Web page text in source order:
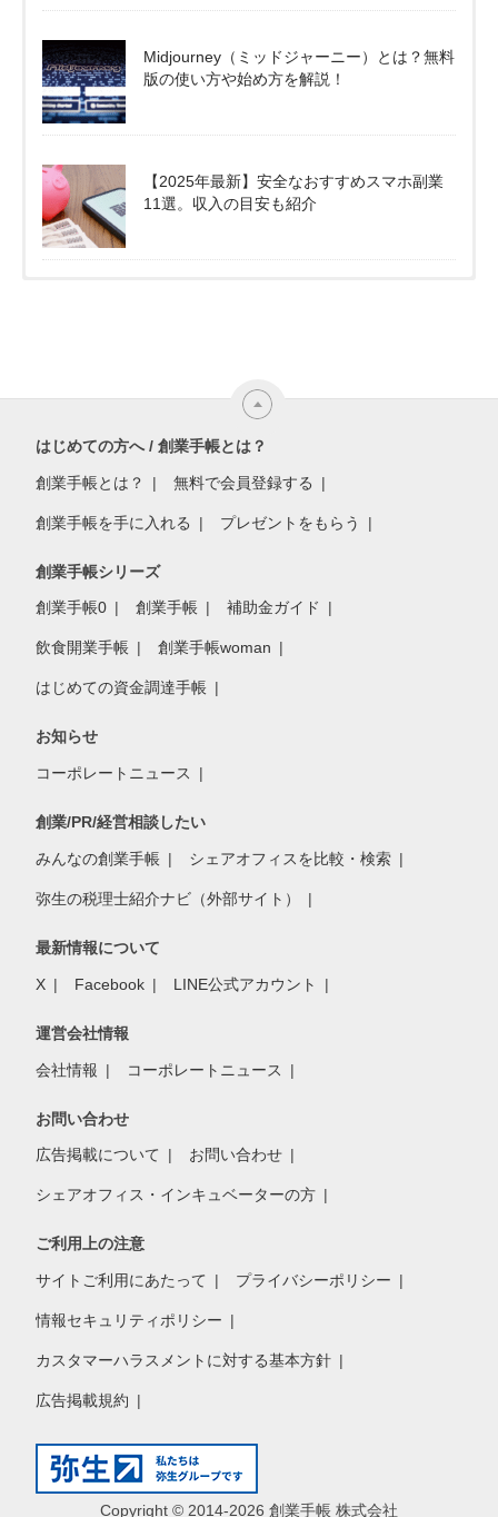
Midjourney（ミッドジャーニー）とは？無料
版の使い方や始め方を解説！
【2025年最新】安全なおすすめスマホ副業
11選。収入の目安も紹介
はじめての方へ / 創業手帳とは？
創業手帳とは？ 無料で会員登録する
創業手帳を手に入れる プレゼントをもらう
創業手帳シリーズ
創業手帳0 創業手帳 補助金ガイド
飲食開業手帳 創業手帳woman
はじめての資金調達手帳
お知らせ
コーポレートニュース
創業/PR/経営相談したい
みんなの創業手帳 シェアオフィスを比較・検索
弥生の税理士紹介ナビ（外部サイト）
最新情報について
X Facebook LINE公式アカウント
運営会社情報
会社情報 コーポレートニュース
お問い合わせ
広告掲載について お問い合わせ
シェアオフィス・インキュベーターの方
ご利用上の注意
サイトご利用にあたって プライバシーポリシー
情報セキュリティポリシー
カスタマーハラスメントに対する基本方針
広告掲載規約
Copyright © 2014-2026 創業手帳 株式会社